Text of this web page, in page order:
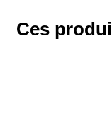
Ces